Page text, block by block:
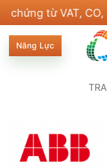
nội
dung
từ VAT, CO, CQ,
Năng Lực